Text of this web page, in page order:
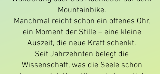
Mountainbike.
Manchmal reicht schon ein offenes Ohr,
ein Moment der Stille – eine kleine
Auszeit, die neue Kraft schenkt.
Seit Jahrzehnten belegt die
Wissenschaft, was die Seele schon